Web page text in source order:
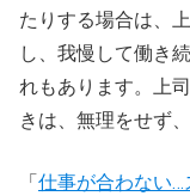
たりする場合は、
し、我慢して働き
れもあります。上
きは、無理をせず
「 仕事が合わない…